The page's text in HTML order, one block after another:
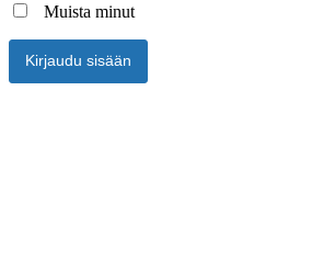
Muista minut